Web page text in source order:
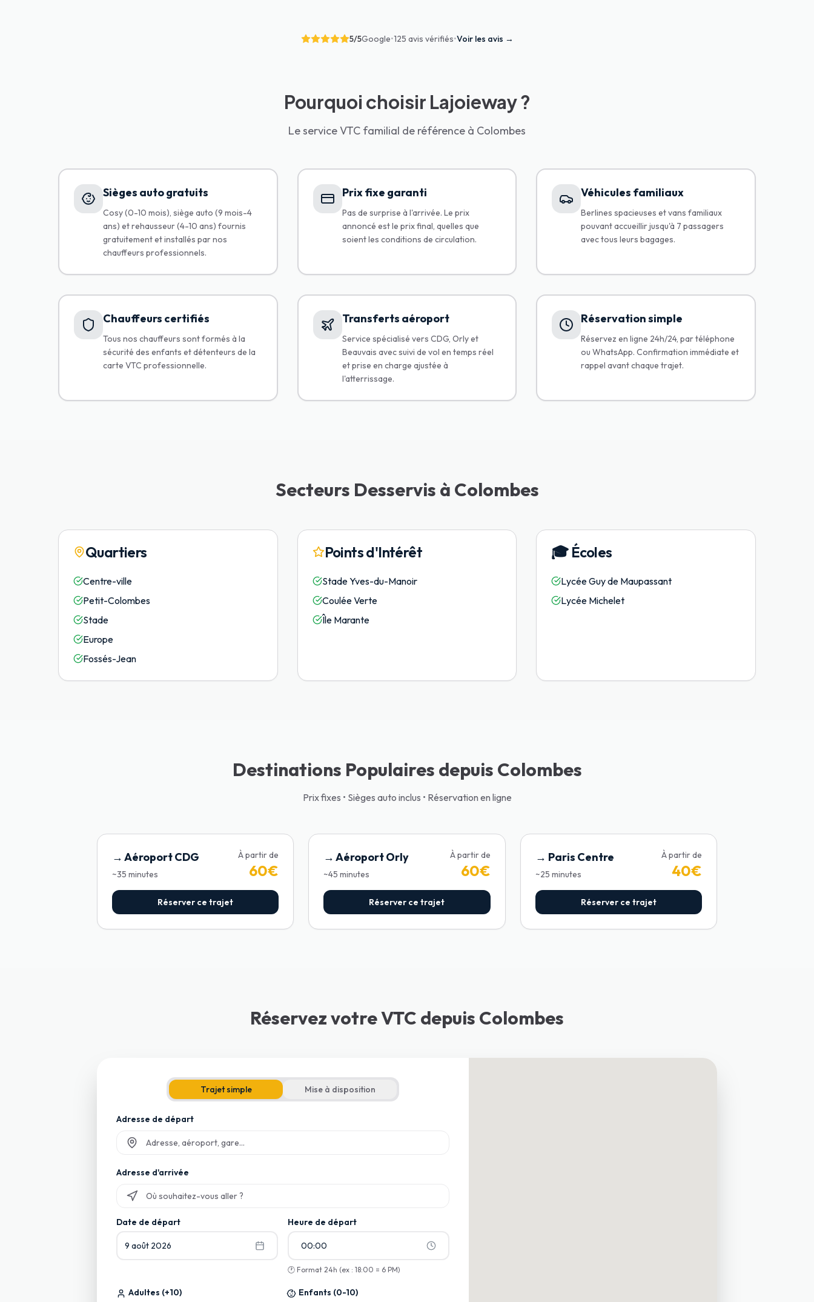
5/5Google•125 avis vérifiés•Voir les avis →
Pourquoi choisir Lajoieway ?
Le service VTC familial de référence à Colombes
Sièges auto gratuits
Cosy (0-10 mois), siège auto (9 mois-4
ans) et rehausseur (4-10 ans) fournis
gratuitement et installés par nos
chauffeurs professionnels.
Prix fixe garanti
Pas de surprise à l'arrivée. Le prix
annoncé est le prix final, quelles que
soient les conditions de circulation.
Véhicules familiaux
Berlines spacieuses et vans familiaux
pouvant accueillir jusqu'à 7 passagers
avec tous leurs bagages.
Chauffeurs certifiés
Tous nos chauffeurs sont formés à la
sécurité des enfants et détenteurs de la
carte VTC professionnelle.
Transferts aéroport
Service spécialisé vers CDG, Orly et
Beauvais avec suivi de vol en temps réel
et prise en charge ajustée à
l'atterrissage.
Réservation simple
Réservez en ligne 24h/24, par téléphone
ou WhatsApp. Confirmation immédiate et
rappel avant chaque trajet.
Secteurs Desservis à Colombes
Quartiers
Centre-ville
Petit-Colombes
Stade
Europe
Fossés-Jean
Points d'Intérêt
Stade Yves-du-Manoir
Coulée Verte
Île Marante
🎓 Écoles
Lycée Guy de Maupassant
Lycée Michelet
Destinations Populaires depuis Colombes
Prix fixes • Sièges auto inclus • Réservation en ligne
→ Aéroport CDG
~35 minutes
À partir de
60€
Réserver ce trajet
→Aéroport Orly
~45 minutes
À partir de
60€
Réserver ce trajet
→ Paris Centre
~25 minutes
À partir de
40€
Réserver ce trajet
Réservez votre VTC depuis Colombes
Trajet simple Mise à disposition
Adresse de départ
Adresse d'arrivée
Date de départ
9 août 2026
Heure de départ
00:00
🕐 Format 24h (ex : 18:00 = 6 PM)
Adultes (+10) Enfants (0-10)